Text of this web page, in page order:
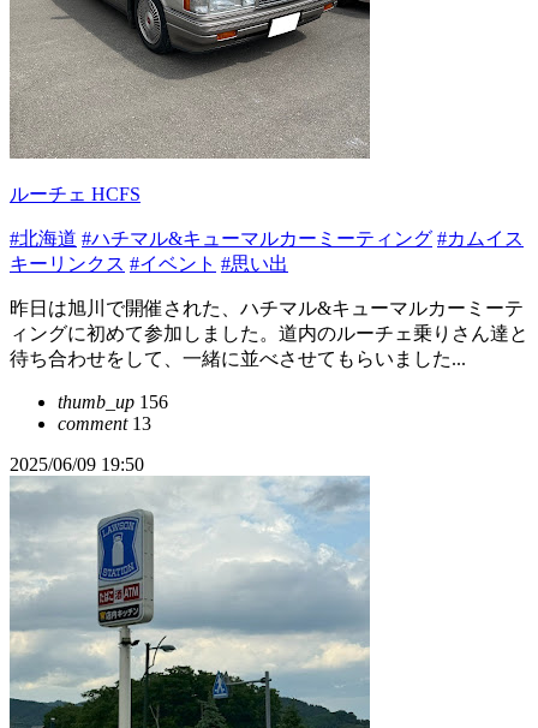
ルーチェ HCFS
#北海道 #ハチマル&キューマルカーミーティング #カムイス
キーリンクス #イベント #思い出
昨日は旭川で開催された、ハチマル&キューマルカーミーテ
ィングに初めて参加しました。道内のルーチェ乗りさん達と
待ち合わせをして、一緒に並べさせてもらいました...
thumb_up 156
comment13
2025/06/09 19:50